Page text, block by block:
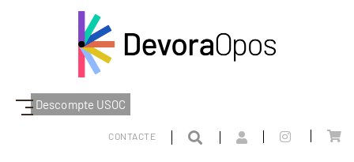
Descompte USOC
CONTACTE
SITUACIÓ ACTUAL DE LES OPOSICIONS DOCENTS A VALÈNCIA